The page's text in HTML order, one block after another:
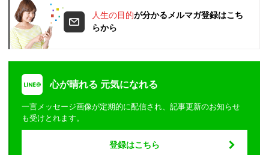
人生の目的が分かるメルマガ登録はこち
らから
心が晴れる 元気になれる
一言メッセージ画像が定期的に配信され、記事更新のお知らせ
も受けとれます。
登録はこちら